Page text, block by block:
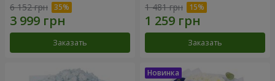
6 152 грн
Заказать
1 481 грн
Заказать